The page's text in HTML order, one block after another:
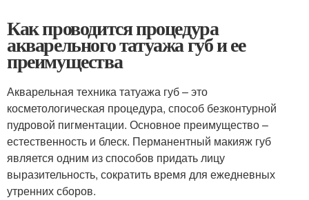
Как проводится процедура
акварельного татуажа губ и ее
преимущества
Акварельная техника татуажа губ – это
косметологическая процедура, способ безконтурной
пудровой пигментации. Основное преимущество –
естественность и блеск. Перманентный макияж губ
является одним из способов придать лицу
выразительность, сократить время для ежедневных
утренних сборов.